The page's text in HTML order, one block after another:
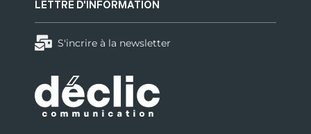
LETTRE D'INFORMATION
S'incrire à la newsletter